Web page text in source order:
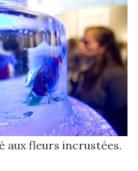
aux fleurs incrustées.